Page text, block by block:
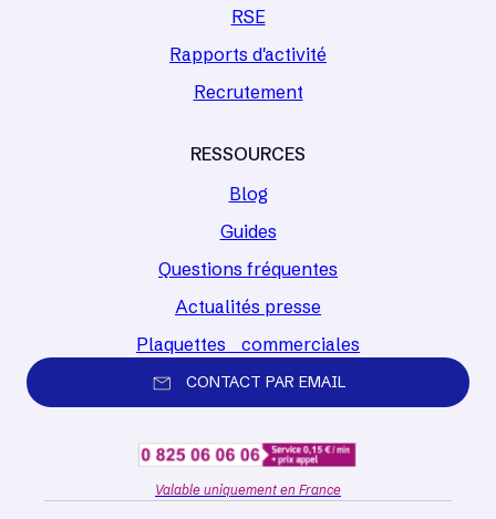
RSE
Rapports d'activité
Recrutement
RESSOURCES
Blog
Guides
Questions fréquentes
Actualités presse
Plaquettes commerciales
CONTACT PAR EMAIL
Valable uniquement en France